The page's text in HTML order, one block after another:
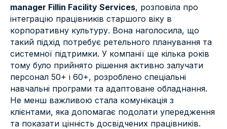
manager Fillin Facility Services, розповіла про
інтеграцію працівників старшого віку в
корпоративну культуру. Вона наголосила, що
такий підхід потребує ретельного планування та
системної підтримки. У компанії ще кілька років
тому було прийнято рішення активно залучати
персонал 50+ і 60+, розроблено спеціальні
навчальні програми та адаптоване обладнання.
Не менш важливою стала комунікація з
клієнтами, яка допомагає подолати упередження
та показати цінність досвідчених працівників.